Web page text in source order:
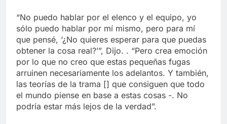
“No puedo hablar por el elenco y el equipo, yo
sólo puedo hablar por mí mismo, pero para mí
que pensé, ‘¿No quieres esperar para que puedas
obtener la cosa real?’”, Dijo. . “Pero crea emoción
por lo que no creo que estas pequeñas fugas
arruinen necesariamente los adelantos. Y también,
las teorías de la trama [] que consiguen que todo
el mundo piense en base a estas cosas -. No
podría estar más lejos de la verdad”.